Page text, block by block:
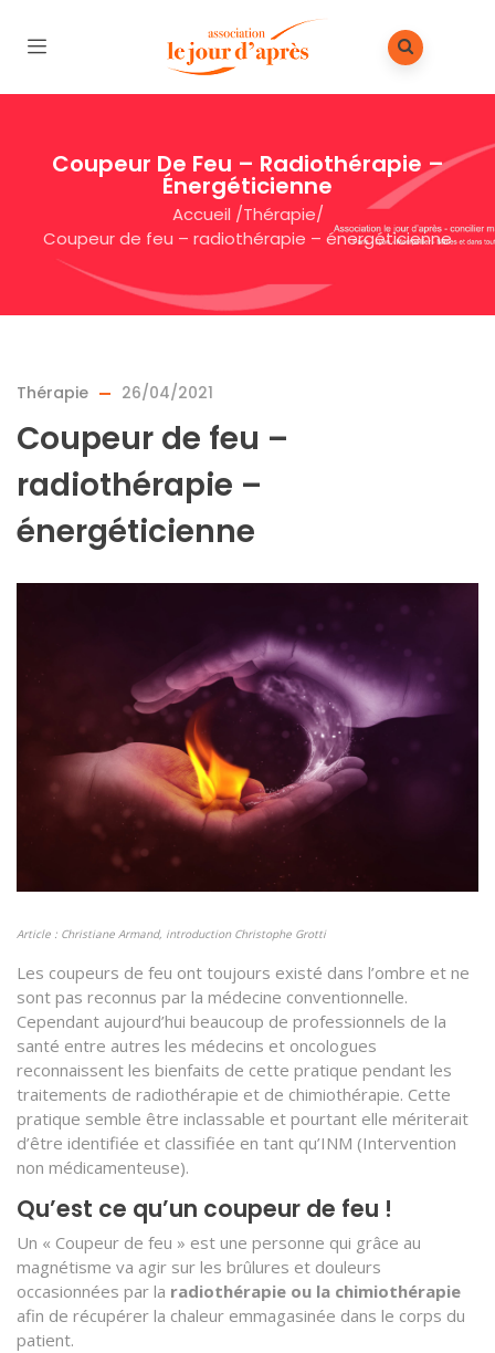
Coupeur De Feu – Radiothérapie –
Énergéticienne
Accueil /Thérapie/
Coupeur de feu – radiothérapie – énergéticienne
Thérapie 26/04/2021
Coupeur de feu –
radiothérapie –
énergéticienne
Article : Christiane Armand, introduction Christophe Grotti
Les coupeurs de feu ont toujours existé dans l’ombre et ne
sont pas reconnus par la médecine conventionnelle.
Cependant aujourd’hui beaucoup de professionnels de la
santé entre autres les médecins et oncologues
reconnaissent les bienfaits de cette pratique pendant les
traitements de radiothérapie et de chimiothérapie. Cette
pratique semble être inclassable et pourtant elle mériterait
d’être identifiée et classifiée en tant qu’INM (Intervention
non médicamenteuse).
Qu’est ce qu’un coupeur de feu !
Un « Coupeur de feu » est une personne qui grâce au
magnétisme va agir sur les brûlures et douleurs
occasionnées par la radiothérapie ou la chimiothérapie
afin de récupérer la chaleur emmagasinée dans le corps du
patient.